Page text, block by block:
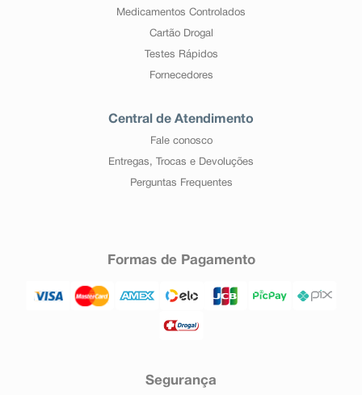
Medicamentos Controlados
Cartão Drogal
Testes Rápidos
Fornecedores
Central de Atendimento
Fale conosco
Entregas, Trocas e Devoluções
Perguntas Frequentes
Formas de Pagamento
Segurança